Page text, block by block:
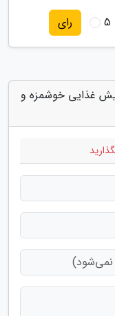
5 رای
غذایی خوشمزه و